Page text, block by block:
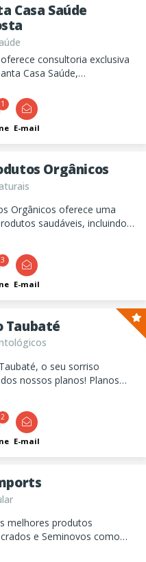
Casa Saúde
consultoria exclusiva
Casa Saúde,
atendimento de qualidade e
é consultor direto da
em contato para saber
orçamento.
1
E-mail
Orgânicos
Orgânicos oferece uma
saudáveis, incluindo
diet, sem glúten e sem
de vida!
3
E-mail
Taubaté
o seu sorriso
nossos planos! Planos
2
E-mail
melhores produtos
e Seminovos como